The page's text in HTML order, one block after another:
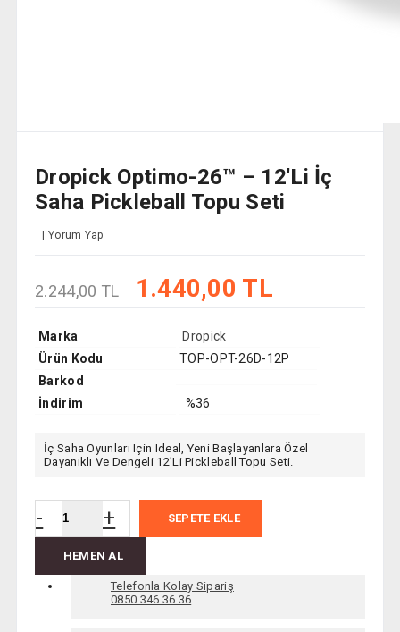
Dropick Optimo-26™ – 12'li İç
Saha Pickleball Topu Seti
Yorum Yap
2.244,00 TL 1.440,00 TL
Marka
Dropick
Ürün Kodu
TOP-OPT-26D-12P
Barkod
İndirim
%36
İç Saha Oyunları Için Ideal, Yeni Başlayanlara Özel
Dayanıklı Ve Dengeli 12’li Pickleball Topu Seti.
- + SEPETE EKLE
HEMEN AL
Telefonla Kolay Sipariş
0850 346 36 36